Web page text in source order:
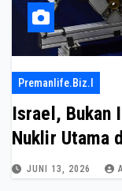
Premanlife.biz.i
Israel, Bukan
Nuklir Utama
JUNI 13, 2026